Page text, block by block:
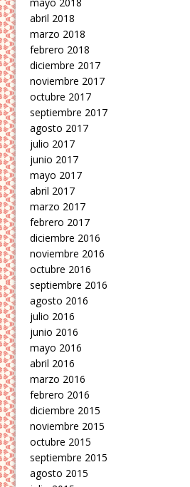
abril 2018
marzo 2018
febrero 2018
diciembre 2017
noviembre 2017
octubre 2017
septiembre 2017
agosto 2017
julio 2017
junio 2017
mayo 2017
abril 2017
marzo 2017
febrero 2017
diciembre 2016
noviembre 2016
octubre 2016
septiembre 2016
agosto 2016
julio 2016
junio 2016
mayo 2016
abril 2016
marzo 2016
febrero 2016
diciembre 2015
noviembre 2015
octubre 2015
septiembre 2015
agosto 2015